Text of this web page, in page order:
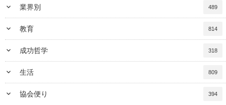
keyboard_arrow_down 業界別 489
keyboard_arrow_down 教育 814
keyboard_arrow_down 成功哲学 318
keyboard_arrow_down 生活 809
keyboard_arrow_down 協会便り 394